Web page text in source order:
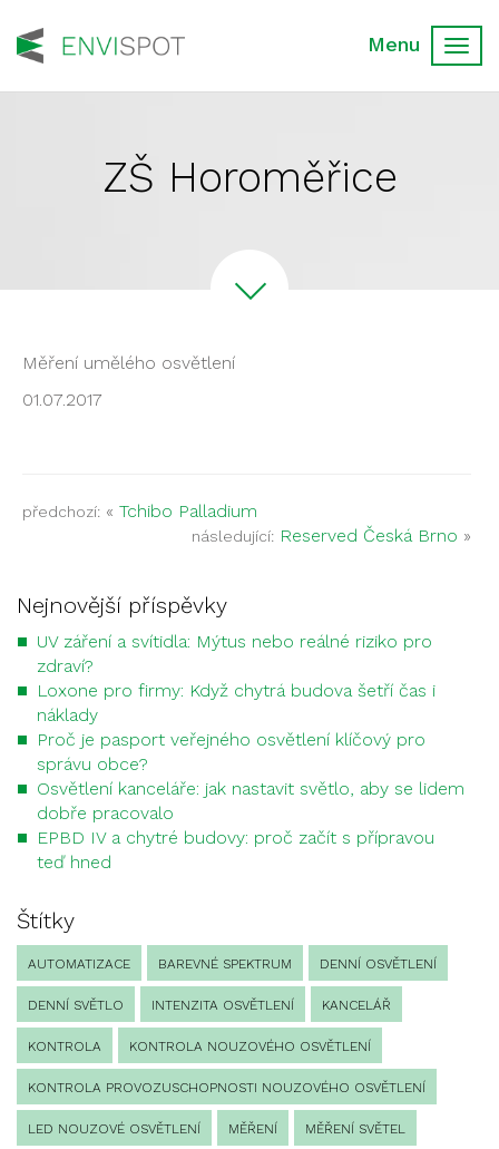
ZŠ Horoměřice
Měření umělého osvětlení
01.07.2017
předchozí: « Tchibo Palladium
následující: Reserved Česká Brno »
Nejnovější příspěvky
UV záření a svítidla: Mýtus nebo reálné riziko pro
zdraví?
Loxone pro firmy: Když chytrá budova šetří čas i
náklady
Proč je pasport veřejného osvětlení klíčový pro
správu obce?
Osvětlení kanceláře: jak nastavit světlo, aby se lidem
dobře pracovalo
EPBD IV a chytré budovy: proč začít s přípravou
teď hned
Štítky
AUTOMATIZACE BAREVNÉ SPEKTRUM DENNÍ OSVĚTLENÍ
DENNÍ SVĚTLO INTENZITA OSVĚTLENÍ KANCELÁŘ
KONTROLA KONTROLA NOUZOVÉHO OSVĚTLENÍ
KONTROLA PROVOZUSCHOPNOSTI NOUZOVÉHO OSVĚTLENÍ
LED NOUZOVÉ OSVĚTLENÍ MĚŘENÍ MĚŘENÍ SVĚTEL